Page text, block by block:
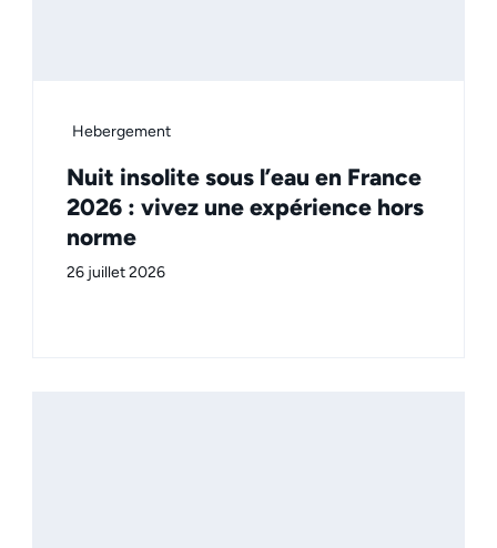
Hebergement
Nuit insolite sous l’eau en France
2026 : vivez une expérience hors
norme
26 juillet 2026